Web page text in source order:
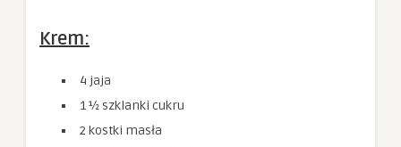
Krem:
4 jaja
1 ½ szklanki cukru
2 kostki masła